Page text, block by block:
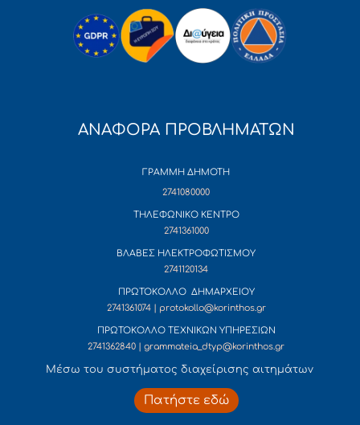
ΑΝΑΦΟΡΑ ΠΡΟΒΛΗΜΑΤΩΝ
ΓΡΑΜΜΗ ΔΗΜΟΤΗ
2741080000
ΤΗΛΕΦΩΝΙΚΟ ΚΕΝΤΡΟ
2741361000
ΒΛΑΒΕΣ ΗΛΕΚΤΡΟΦΩΤΙΣΜΟΥ
2741120134
ΠΡΩΤΟΚΟΛΛΟ ΔΗΜΑΡΧΕΙΟΥ
2741361074 | protokollo@korinthos.gr
ΠΡΩΤΟΚΟΛΛΟ ΤΕΧΝΙΚΩΝ ΥΠΗΡΕΣΙΩΝ
2741362840 | grammateia_dtyp@korinthos.gr
Mέσω του συστήματος διαχείρισης αιτημάτων
Πατήστε εδώ